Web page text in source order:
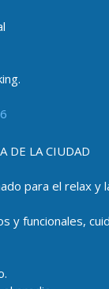
DE LA CIUDAD
para el relax y
y funcionales,